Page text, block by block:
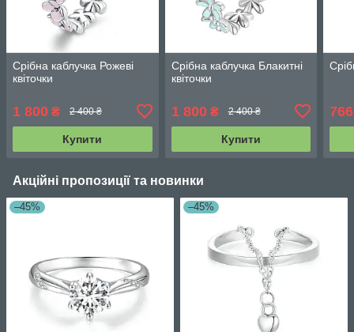
Срібна каблучка Рожеві
квіточки
1 800 ₴ 2 400 ₴
Купити
Срібна каблучка Блакитні
квіточки
1 800₴ 2 400 ₴
Купити
766
Акційні пропозиції та новинки
–45% –45%